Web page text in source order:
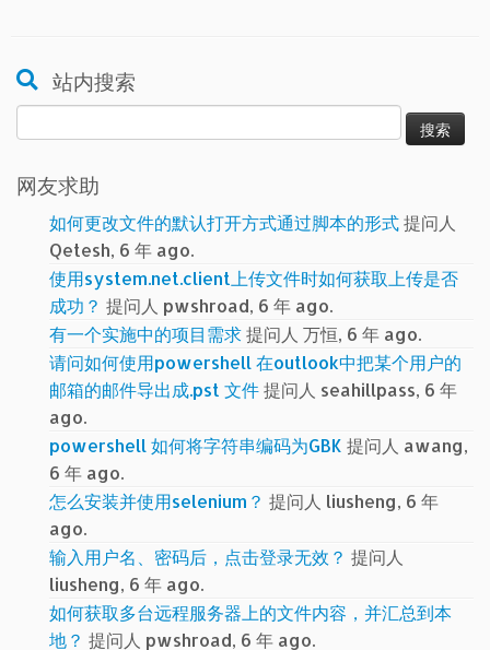
站内搜索
索：
网友求助
如何更改文件的默认打开方式通过脚本的形式提问人
Qetesh, 6 年 ago.
使用system.net.client上传文件时如何获取上传是否
成功？ 提问人 pwshroad, 6 年 ago.
有一个实施中的项目需求提问人 万恒, 6 年 ago.
请问如何使用powershell 在outlook中把某个用户的
邮箱的邮件导出成.pst 文件提问人 seahillpass, 6 年
ago.
powershell 如何将字符串编码为GBK 提问人 awang,
6 年 ago.
怎么安装并使用selenium？ 提问人 liusheng, 6 年
ago.
输入用户名、密码后，点击登录无效？ 提问人
liusheng, 6 年 ago.
如何获取多台远程服务器上的文件内容，并汇总到本
地？ 提问人 pwshroad, 6 年 ago.